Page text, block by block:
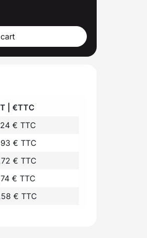
| €TTC
€ TTC
€ TTC
€ TTC
€ TTC
€ TTC